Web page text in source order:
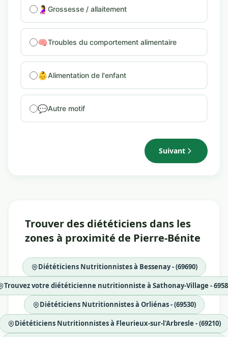
🤰 Grossesse / allaitement
🧠Troubles du comportement alimentaire
👶Alimentation de l'enfant
💬Autre motif
Suivant
Trouver des diététiciens dans les
zones à proximité de Pierre-Bénite
Diététiciens Nutritionnistes à Bessenay - (69690)
Trouvez votre diététicienne nutritionniste à Sathonay-Village -
Diététiciens Nutritionnistes à Orliénas - (69530)
Diététiciens Nutritionnistes à Fleurieux-sur-l'Arbresle - (69210)